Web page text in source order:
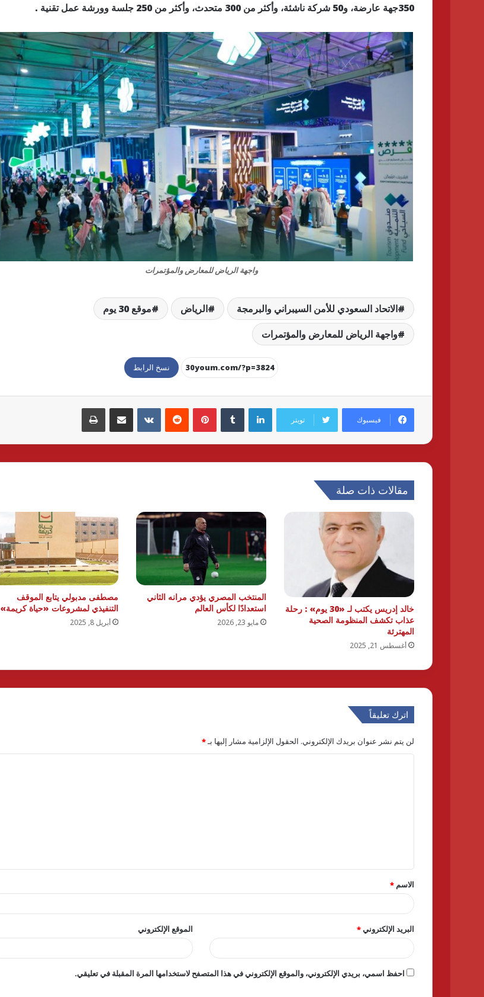
350جهة عارضة، و50 شركة ناشئة، وأكثر من 300 متحدث، وأكثر من 250 جلسة وورشة عمل تقنية .
واجهة الرياض للمعارض والمؤتمرات
الاتحاد السعودي للأمن السيبراني والبرمجة الرياض
موقع 30 يوم
واجهة الرياض للمعارض والمؤتمرات
نسخ الرابط
فيسبوك تويتر
لينكدإن بينتيريست مشاركة عبر البريد طباعة
مقالات ذات صلة
خالد إدريس يكتب لـ «30 يوم» : رحلة
عذاب تكشف المنظومة الصحية
المهترئة
أغسطس 21, 2025
المنتخب المصري يؤدي مرانه الثاني
استعدادًا لكأس العالم
مايو 23, 2026
مصطفى مدبولي يتابع الموقف
التنفيذي لمشروعات «حياة كريمة»
أبريل 8, 2025
اترك تعليقاً
لن يتم نشر عنوان بريدك الإلكتروني. الحقول الإلزامية مشار إليها بـ*
ق
*
الاسم *
البريد الإلكتروني* الموقع الإلكتروني
احفظ اسمي، بريدي الإلكتروني، والموقع الإلكتروني في هذا المتصفح لاستخدامها المرة المقبلة في تعليقي.